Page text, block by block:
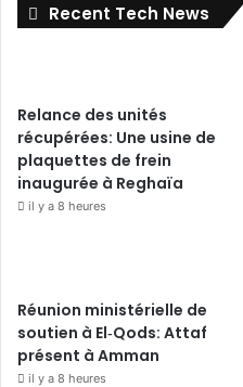
Recent Tech News
Relance des unités
récupérées: Une usine de
plaquettes de frein
inaugurée à Reghaïa
il y a 8 heures
Réunion ministérielle de
soutien à El‑Qods: Attaf
présent à Amman
il y a 8 heures